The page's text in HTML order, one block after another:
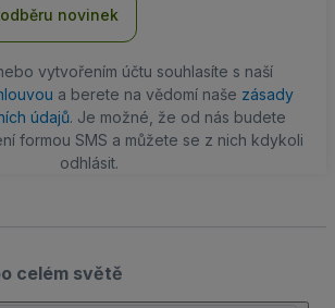
novinek
vytvořením účtu souhlasíte s naší
a berete na vědomí naše zásady
údajů. Je možné, že od nás budete
formou SMS a můžete se z nich kdykoli
odhlásit.
celém světě